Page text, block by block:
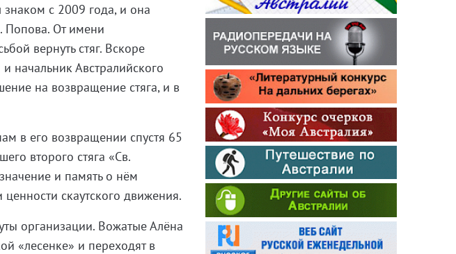
знаком с 2009 года, и она
Попова. От имени
вернуть стяг. Вскоре
начальник Австралийского
на возвращение стяга, и в
в его возвращении спустя 65
второго стяга «Св.
и память о нём
скаутского движения.
организации. Вожатые Алёна
«лесенке» и переходят в